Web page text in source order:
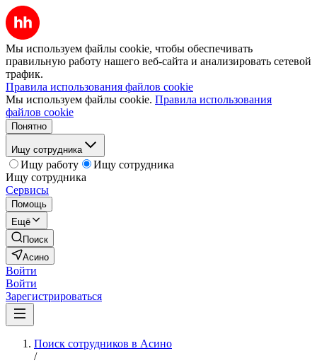
Мы используем файлы cookie, чтобы обеспечивать
правильную работу нашего веб-сайта и анализировать сетевой
трафик.
Правила использования файлов cookie
Мы используем файлы cookie. Правила использования
файлов cookie
Понятно
Ищу сотрудника
Ищу работу
Ищу сотрудника
Ищу сотрудника
Сервисы
Помощь
Ещё
Поиск
Асино
Войти
Войти
Зарегистрироваться
Поиск сотрудников в Асино
/